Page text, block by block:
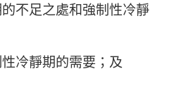
不足之處和強制性冷靜
冷靜期的需要；及